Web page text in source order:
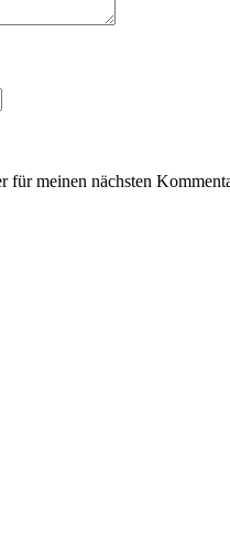
meinen nächsten